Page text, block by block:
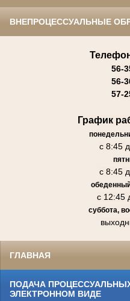
ВНЕПРОЦЕССУАЛЬНЫЕ
56-
56-
57-
График
с 8:45
с 8:45
с 12:45
суббота,
ГЛАВНАЯ
ПОДАЧА
ЭЛЕКТРОННОМ ВИДЕ